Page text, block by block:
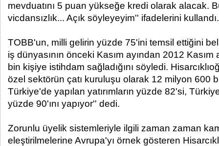
mevduatını 5 puan yükseğe kredi olarak alacak.
vicdansızlık... Açık söyleyeyim'' ifadelerini kullandı.
TOBB'un, milli gelirin yüzde 75'ini temsil ettiğini
iş dünyasının önceki Kasım ayından 2012
bin kişiye istihdam sağladığını söyledi.
özel sektörün çatı kuruluşu olarak 12 milyon 600
Türkiye'de yapılan yatırımların yüzde 82'si,
yüzde 90'ını yapıyor'' dedi.
Zorunlu üyelik sistemleriyle ilgili zaman zaman
eleştirilmelerine Avrupa'yı örnek gösteren